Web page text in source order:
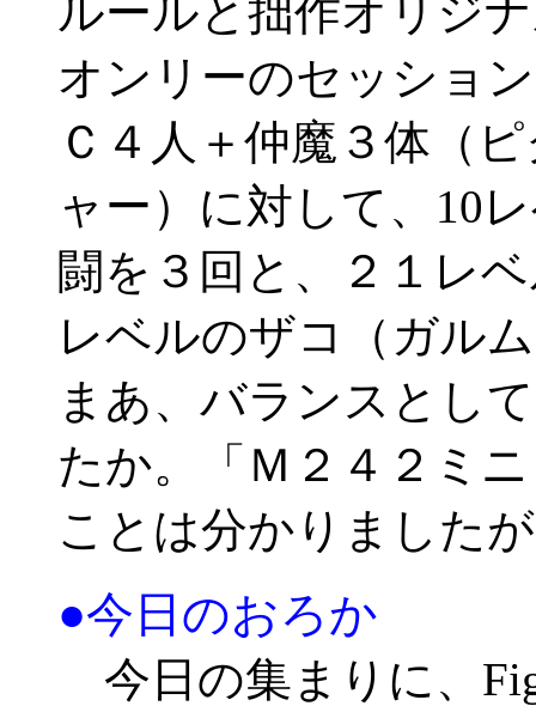
ルールと拙作オリジ
オンリーのセッショ
Ｃ４人＋仲魔３体（
ャー）に対して、10
闘を３回と、２１レ
レベルのザコ（ガル
まあ、バランスとし
たか。「Ｍ２４２ミ
ことは分かりました
●今日のおろか
今日の集まりに、